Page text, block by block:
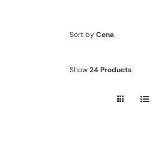
Sort byCena
Show24 Products